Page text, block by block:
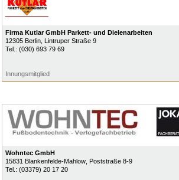
Firma Kutlar GmbH Parkett- und Dielenarbeiten
12305 Berlin, Lintruper Straße 9
Tel.: (030) 693 79 69
Innungsmitglied
Wohntec GmbH
15831 Blankenfelde-Mahlow, Poststraße 8-9
Tel.: (03379) 20 17 20